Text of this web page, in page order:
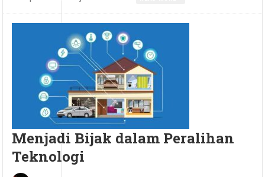
Menjadi Bijak dalam Peralihan
Teknologi